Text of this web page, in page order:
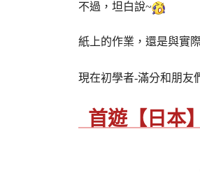
不過，坦白說~
紙上的作業，還是與實
現在初學者-滿分和朋友
首遊【日本